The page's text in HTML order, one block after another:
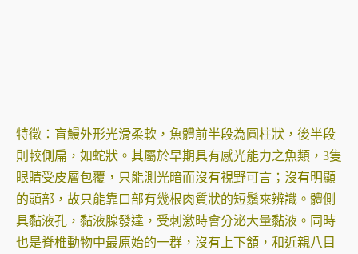
特徵：盲鰻外形光滑柔軟，魚體前半段為圓柱狀，後半段
則較側扁，如蛇狀。其屬於早期具有感光能力之魚類，3隻
眼睛受皮層包覆，只能測光暗而沒有視野可言；沒有明顯
的頭部，故只能靠口部有幾根肉質狀的短鬚來辨識。體側
具黏液孔，黏液腺發達，受刺激時會分泌大量黏液。同時
也是脊椎動物中最原始的一群，沒有上下頷，和近親八目